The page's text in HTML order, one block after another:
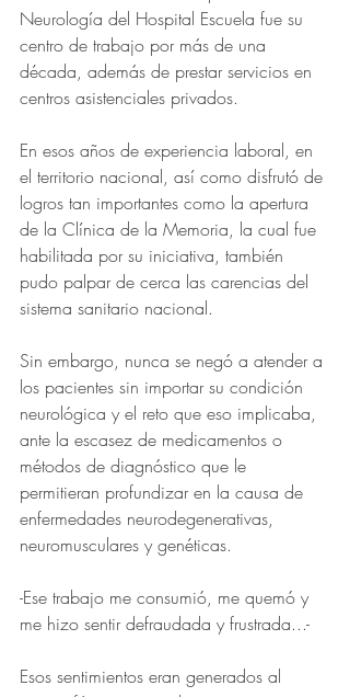
Neurología del Hospital Escuela fue su
centro de trabajo por más de una
década, además de prestar servicios en
centros asistenciales privados.
En esos años de experiencia laboral, en
el territorio nacional, así como disfrutó de
logros tan importantes como la apertura
de la Clínica de la Memoria, la cual fue
habilitada por su iniciativa, también
pudo palpar de cerca las carencias del
sistema sanitario nacional.
Sin embargo, nunca se negó a atender a
los pacientes sin importar su condición
neurológica y el reto que eso implicaba,
ante la escasez de medicamentos o
métodos de diagnóstico que le
permitieran profundizar en la causa de
enfermedades neurodegenerativas,
neuromusculares y genéticas.
-Ese trabajo me consumió, me quemó y
me hizo sentir defraudada y frustrada...-
Esos sentimientos eran generados al